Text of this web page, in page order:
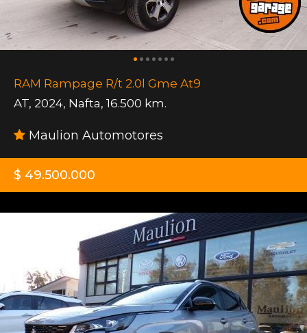
RAM Rampage R/t 2.0l Gme At9
AT, 2024, Nafta, 16.500 km.
Maulion Automotores
$ 49.500.000